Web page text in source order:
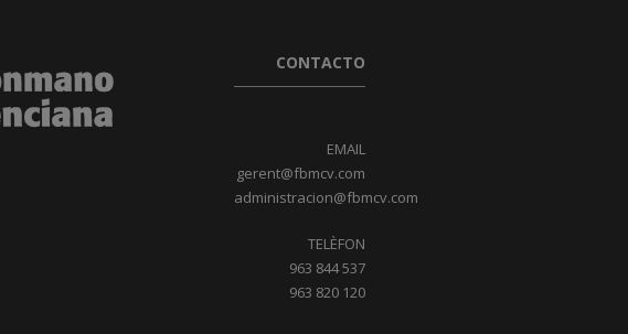
CONTACTO
EMAIL
gerent@fbmcv.com
administracion@fbmcv.com
TELÈFON
963 844 537
963 820 120